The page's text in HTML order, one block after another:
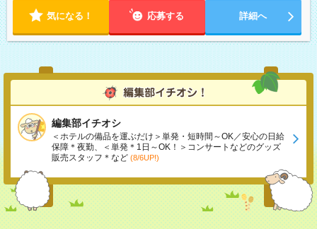
気になる！ 応募する 詳細へ
編集部イチオシ
＜ホテルの備品を運ぶだけ＞単発・短時間～OK／安心の日給
保障＊夜勤、＜単発＊1日～OK！＞コンサートなどのグッズ
販売スタッフ＊など (8/6UP!)